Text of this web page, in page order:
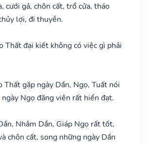
cưới gả, chôn cất, trổ cửa, tháo
lợi, đi thuyền.
Thất đại kiết không có việc gì phải
Thất gặp ngày Dần, Ngọ, Tuất nói
Ngọ đăng viên rất hiển đạt.
Nhâm Dần, Giáp Ngọ rất tốt,
chôn cất, song những ngày Dần